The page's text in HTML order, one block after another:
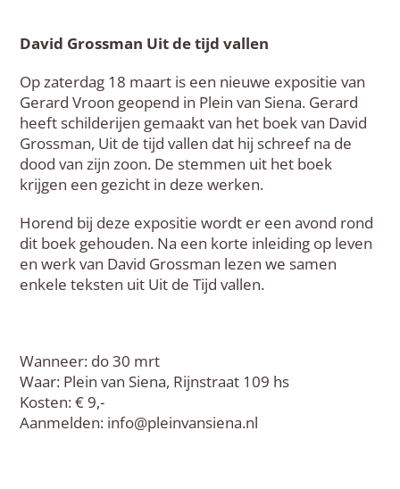
David Grossman Uit de tijd vallen
Op zaterdag 18 maart is een nieuwe expositie van
Gerard Vroon geopend in Plein van Siena. Gerard
heeft schilderijen gemaakt van het boek van David
Grossman, Uit de tijd vallen dat hij schreef na de
dood van zijn zoon. De stemmen uit het boek
krijgen een gezicht in deze werken.
Horend bij deze expositie wordt er een avond rond
dit boek gehouden. Na een korte inleiding op leven
en werk van David Grossman lezen we samen
enkele teksten uit Uit de Tijd vallen.
Wanneer: do 30 mrt
Waar: Plein van Siena, Rijnstraat 109 hs
Kosten: € 9,-
Aanmelden: info@pleinvansiena.nl